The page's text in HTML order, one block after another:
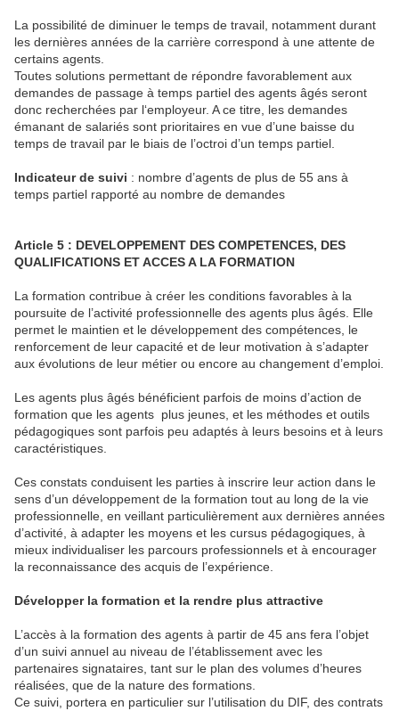
La possibilité de diminuer le temps de travail, notamment durant
les dernières années de la carrière correspond à une attente de
certains agents.
Toutes solutions permettant de répondre favorablement aux
demandes de passage à temps partiel des agents âgés seront
donc recherchées par l‘employeur. A ce titre, les demandes
émanant de salariés sont prioritaires en vue d’une baisse du
temps de travail par le biais de l’octroi d’un temps partiel.
Indicateur de suivi : nombre d’agents de plus de 55 ans à
temps partiel rapporté au nombre de demandes
Article 5 : DEVELOPPEMENT DES COMPETENCES, DES
QUALIFICATIONS ET ACCES A LA FORMATION
La formation contribue à créer les conditions favorables à la
poursuite de l’activité professionnelle des agents plus âgés. Elle
permet le maintien et le développement des compétences, le
renforcement de leur capacité et de leur motivation à s’adapter
aux évolutions de leur métier ou encore au changement d’emploi.
Les agents plus âgés bénéficient parfois de moins d’action de
formation que les agents plus jeunes, et les méthodes et outils
pédagogiques sont parfois peu adaptés à leurs besoins et à leurs
caractéristiques.
Ces constats conduisent les parties à inscrire leur action dans le
sens d’un développement de la formation tout au long de la vie
professionnelle, en veillant particulièrement aux dernières années
d’activité, à adapter les moyens et les cursus pédagogiques, à
mieux individualiser les parcours professionnels et à encourager
la reconnaissance des acquis de l’expérience.
Développer la formation et la rendre plus attractive
L’accès à la formation des agents à partir de 45 ans fera l’objet
d’un suivi annuel au niveau de l’établissement avec les
partenaires signataires, tant sur le plan des volumes d’heures
réalisées, que de la nature des formations.
Ce suivi, portera en particulier sur l’utilisation du DIF, des contrats